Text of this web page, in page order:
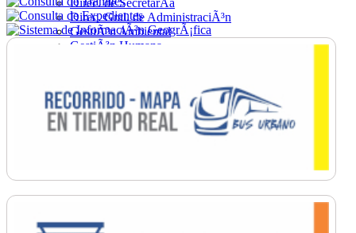
Direc. de SecretarÃ­a
Direc. Gral. de AdministraciÃ³n
GestiÃ³n Ambiental
GestiÃ³n Humana
Ordenamiento
PromociÃ³n Social
Salud
SecretarÃ­a General